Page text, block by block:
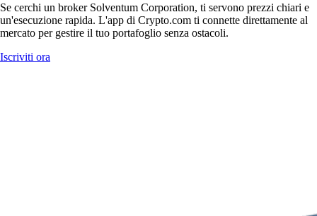
Se cerchi un broker Solventum Corporation, ti servono prezzi chiari e
un'esecuzione rapida. L'app di Crypto.com ti connette direttamente al
mercato per gestire il tuo portafoglio senza ostacoli.
Iscriviti ora